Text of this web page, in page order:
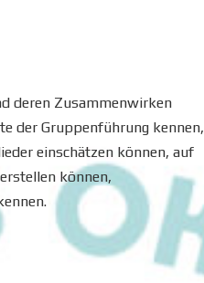
deren Zusammenwirken
der Gruppenführung kennen,
einschätzen können, auf
können,